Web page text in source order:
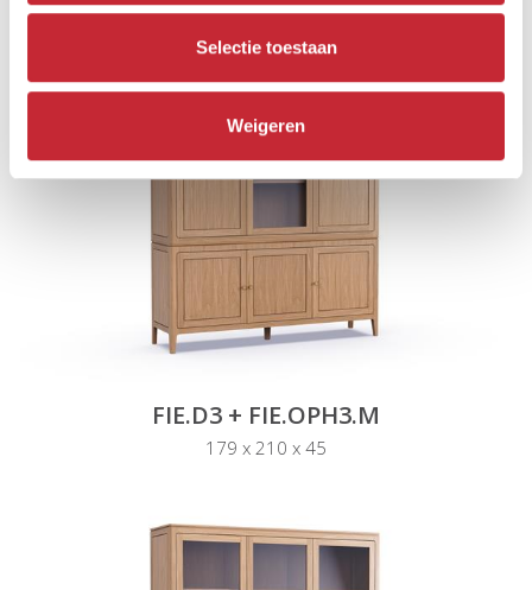
Selectie toestaan
Weigeren
FIE.D3 + FIE.OPH3.M
179 x 210 x 45